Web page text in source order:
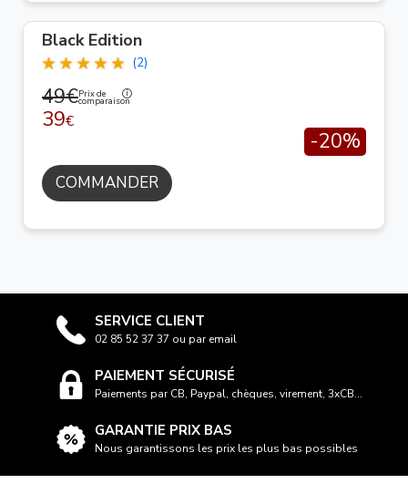
Black Edition
(2)
49€Prix de
comparaison
39€
-20%
COMMANDER
SERVICE CLIENT
02 85 52 37 37 ou par email
PAIEMENT SÉCURISÉ
Paiements par CB, Paypal, chèques, virement, 3xCB...
GARANTIE PRIX BAS
Nous garantissons les prix les plus bas possibles